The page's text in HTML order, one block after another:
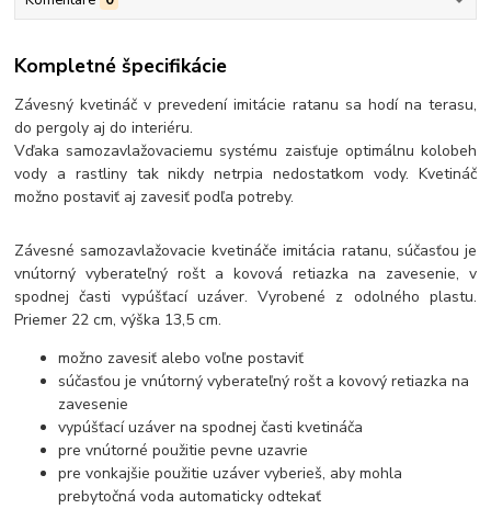
Kompletné špecifikácie
Závesný kvetináč v prevedení imitácie ratanu sa hodí na terasu,
do pergoly aj do interiéru.
Vďaka samozavlažovaciemu systému zaisťuje optimálnu kolobeh
vody a rastliny tak nikdy netrpia nedostatkom vody. Kvetináč
možno postaviť aj zavesiť podľa potreby.
Závesné samozavlažovacie kvetináče imitácia ratanu, súčasťou je
vnútorný vyberateľný rošt a kovová retiazka na zavesenie, v
spodnej časti vypúšťací uzáver. Vyrobené z odolného plastu.
Priemer 22 cm, výška 13,5 cm.
možno zavesiť alebo voľne postaviť
súčasťou je vnútorný vyberateľný rošt a kovový retiazka na
zavesenie
vypúšťací uzáver na spodnej časti kvetináča
pre vnútorné použitie pevne uzavrie
pre vonkajšie použitie uzáver vyberieš, aby mohla
prebytočná voda automaticky odtekať